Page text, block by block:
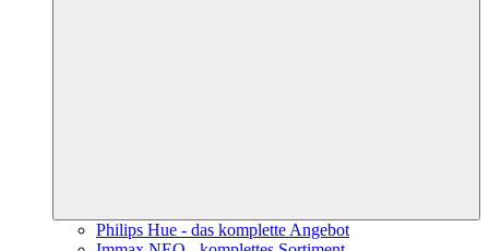
Philips Hue - das komplette Angebot